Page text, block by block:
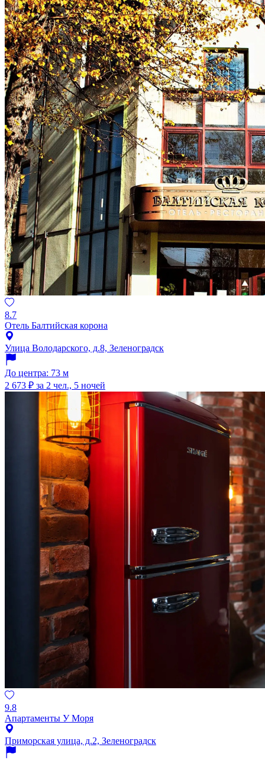
8.7
Отель Балтийская корона
Улица Володарского, д.8, Зеленоградск
До центра: 73 м
2 673 ₽ за 2 чел., 5 ночей
9.8
Апартаменты У Моря
Приморская улица, д.2, Зеленоградск